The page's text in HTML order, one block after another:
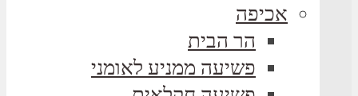
אכיפה
הר הבית
פשיעה ממניע לאומני